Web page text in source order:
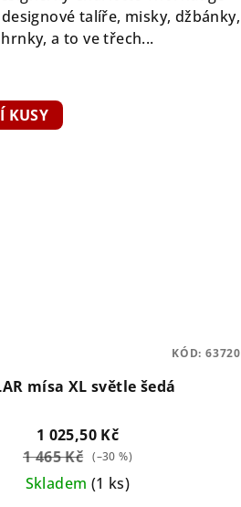
talíře, misky, džbánky,
hrnky, a to ve třech...
KUSY
mísa XL světle šedá
1 025,50 Kč
1 465 Kč (–30 %)
Skladem (1 ks)
KÓD: 63720